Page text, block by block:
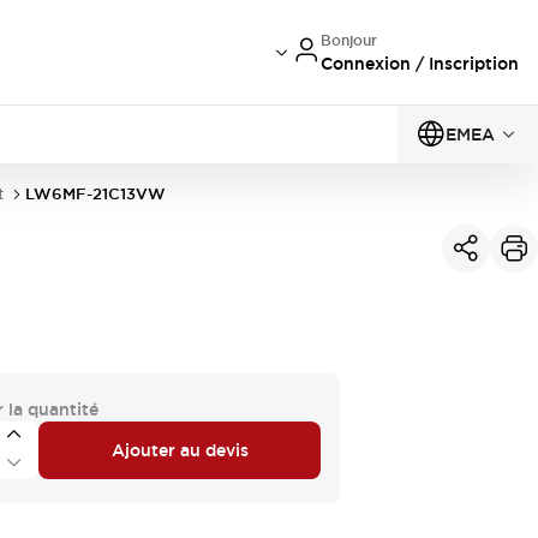
Bonjour
Connexion / Inscription
EMEA
LW6MF-21C13VW
la quantité
Ajouter au devis